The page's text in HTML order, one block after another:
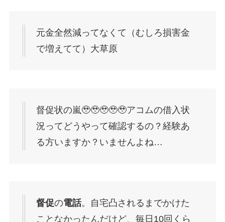
元金全然減ってなくて（むしろ損害金
で増えてて）大草原
督促状の嵐🥹🥹🥹🥹🥹アコムの借入状
況ってどうやって確認するの？経験あ
る方いますか？いませんよね…
督促の電話。自宅凸されるまでかけた
ことなかったんだけど、毎日10回くら